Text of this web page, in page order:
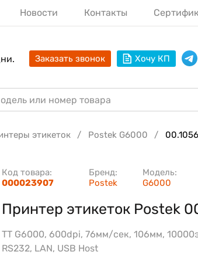
Новости Контакты
Заказать звонок Хочу КП
этикеток Postek G6000
Бренд:
Postek
Модель:
G6000
Код товара:
000023907
Принтер этикеток Postek
TT G6000, 600dpi, 76мм/сек, 106мм,
RS232, LAN, USB Host